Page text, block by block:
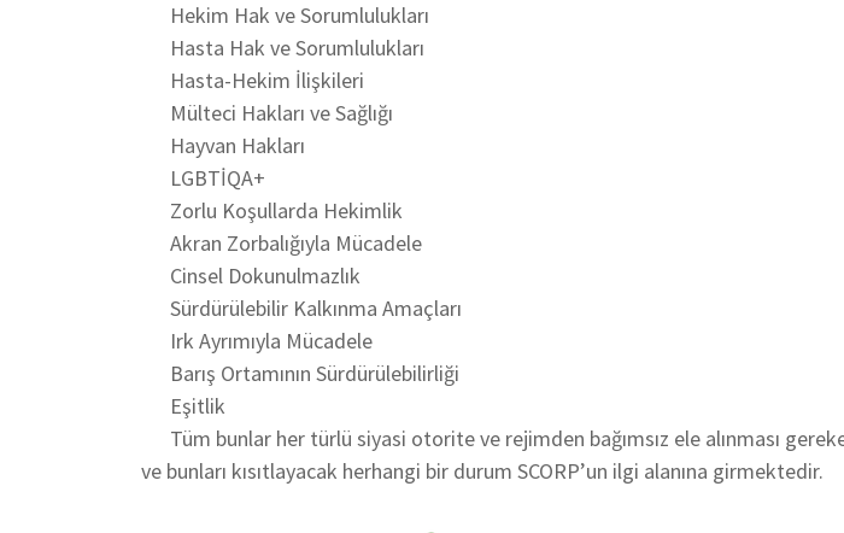
Hekim Hak ve Sorumlulukları
Hasta Hak ve Sorumlulukları
Hasta-Hekim İlişkileri
Mülteci Hakları ve Sağlığı
Hayvan Hakları
LGBTİQA+
Zorlu Koşullarda Hekimlik
Akran Zorbalığıyla Mücadele
Cinsel Dokunulmazlık
Sürdürülebilir Kalkınma Amaçları
Irk Ayrımıyla Mücadele
Barış Ortamının Sürdürülebilirliği
Eşitlik
Tüm bunlar her türlü siyasi otorite ve rejimden bağımsız ele alınması
ve bunları kısıtlayacak herhangi bir durum SCORP’un ilgi alanına girmektedir.